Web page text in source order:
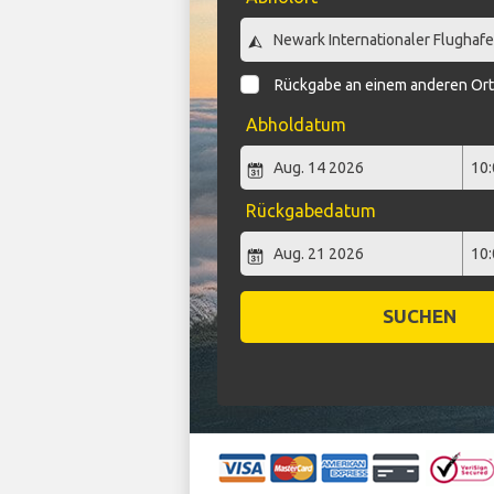
Rückgabe an einem anderen Ort
Abholdatum
Rückgabedatum
SUCHEN